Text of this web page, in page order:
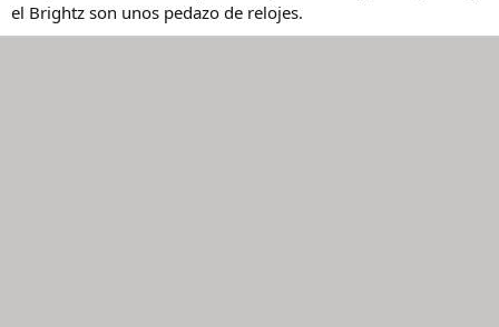
el Brightz son unos pedazo de relojes.